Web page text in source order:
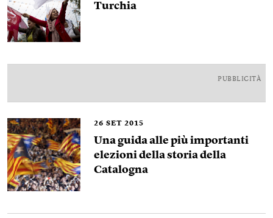
Turchia
PUBBLICITÀ
26 SET 2015
Una guida alle più importanti
elezioni della storia della
Catalogna